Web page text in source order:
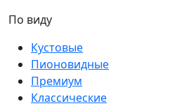
По виду
Кустовые
Пионовидные
Премиум
Классические